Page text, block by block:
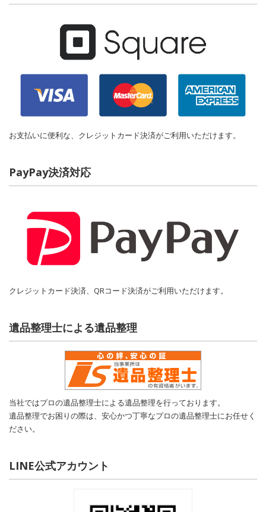
お支払いに便利な、クレジットカード決済がご利用いただけます。
PayPay決済対応
クレジットカード決済、QRコード決済がご利用いただけます。
遺品整理士による遺品整理
当社ではプロの遺品整理士による遺品整理を行っております。
遺品整理でお困りの際は、安心かつ丁寧なプロの遺品整理士にお任せく
ださい。
LINE公式アカウント